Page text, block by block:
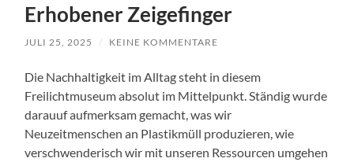
Erhobener Zeigefinger
JULI 25, 2025 / KEINE KOMMENTARE
Die Nachhaltigkeit im Alltag steht in diesem
Freilichtmuseum absolut im Mittelpunkt. Ständig wurde
darauuf aufmerksam gemacht, was wir
Neuzeitmenschen an Plastikmüll produzieren, wie
verschwenderisch wir mit unseren Ressourcen umgehen